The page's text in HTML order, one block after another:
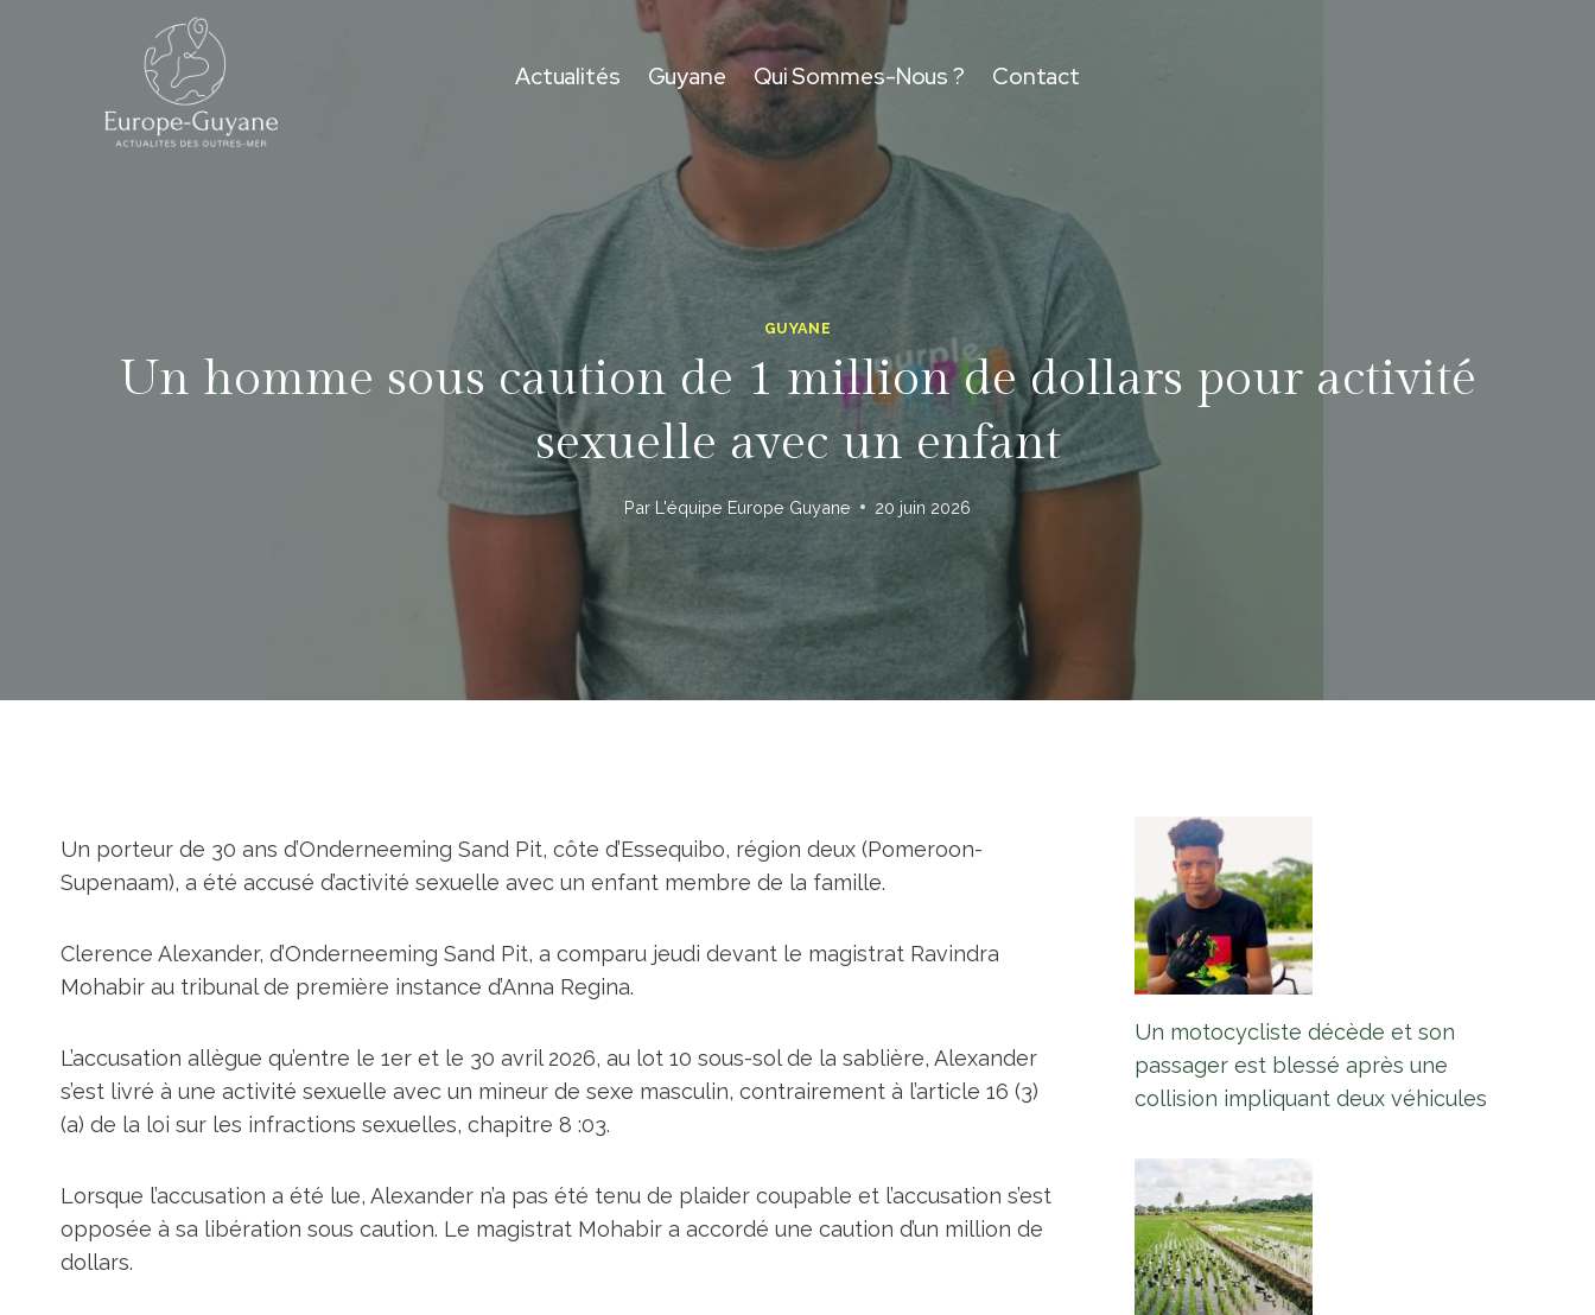
Actualités Guyane Qui Sommes-Nous ? Contact
GUYANE
Un homme sous caution de 1 million de dollars pour activité
sexuelle avec un enfant
Par L'équipe Europe Guyane 20 juin 2026
Un porteur de 30 ans d’Onderneeming Sand Pit, côte d’Essequibo, région deux (Pomeroon-
Supenaam), a été accusé d’activité sexuelle avec un enfant membre de la famille.
Clerence Alexander, d’Onderneeming Sand Pit, a comparu jeudi devant le magistrat Ravindra
Mohabir au tribunal de première instance d’Anna Regina.
L’accusation allègue qu’entre le 1er et le 30 avril 2026, au lot 10 sous-sol de la sablière, Alexander
s’est livré à une activité sexuelle avec un mineur de sexe masculin, contrairement à l’article 16 (3)
(a) de la loi sur les infractions sexuelles, chapitre 8 :03.
Lorsque l’accusation a été lue, Alexander n’a pas été tenu de plaider coupable et l’accusation s’est
opposée à sa libération sous caution. Le magistrat Mohabir a accordé une caution d’un million de
dollars.
Un motocycliste décède et son
passager est blessé après une
collision impliquant deux véhicules